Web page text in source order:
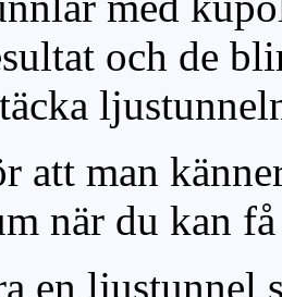
och de
att man
när du kan
en ljustunnel